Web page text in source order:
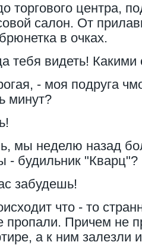
центра,
салон. От
в очках.
тебя видеть! Какими
- моя подруга
минут?
мы неделю назад
- будильник "Кварц"?
забудешь!
что - то
пропали. Причем не
а к ним залезли